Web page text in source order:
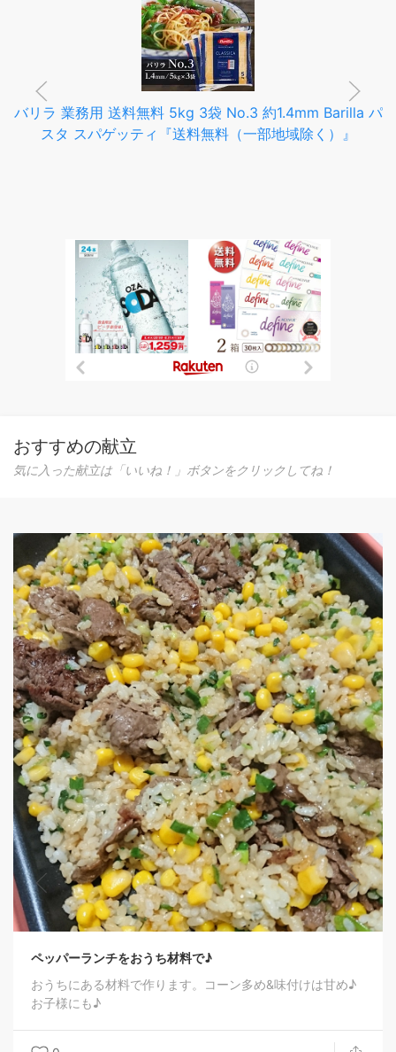
バリラ 業務用 送料無料 5kg 3袋 No.3 約1.4mm Barilla パ
スタ スパゲッティ『送料無料（一部地域除く）』
おすすめの献立
気に入った献立は「いいね！」ボタンをクリックしてね！
ペッパーランチをおうち材料で♪
おうちにある材料で作ります。コーン多め&味付けは甘め♪
お子様にも♪